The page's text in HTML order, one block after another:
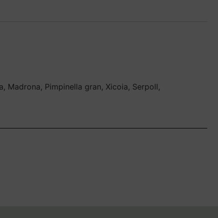
Madrona, Pimpinella gran, Xicoia, Serpoll,